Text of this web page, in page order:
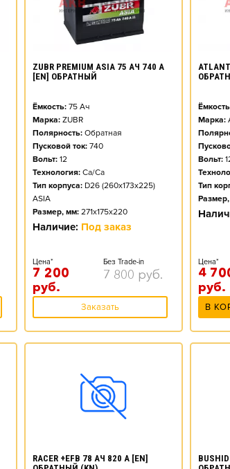
ZUBR PREMIUM ASIA 75 АЧ 740 А
[EN] ОБРАТНЫЙ
Ёмкость: 75 Ач
Марка: ZUBR
Полярность: Обратная
Пусковой ток: 740
Вольт: 12
Технология: Ca/Ca
Тип корпуса: D26 (260x173x225)
ASIA
Размер, мм: 271x175x220
Наличие: Под заказ
Цена*
7 200
руб.
Без Trade-in
7 800 руб.
Заказать
Марка:
Вольт:
Тип
Цена*
4
руб.
В
RACER +EFB 78 АЧ 820 А [EN]